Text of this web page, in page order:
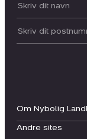
Om Nybolig
Andre sites
Dit navn:
Postnummer